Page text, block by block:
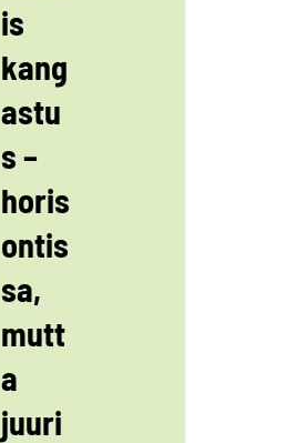
is
kang
astu
s –
horis
ontis
sa,
mutt
a
juuri